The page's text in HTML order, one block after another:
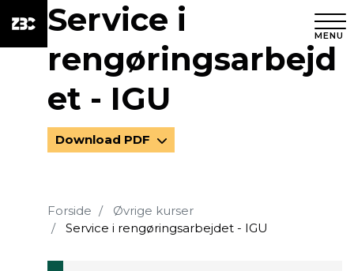
MENU
Service i
rengøringsarbejd
et - IGU
Download PDF
Forside
Øvrige kurser
Service i rengøringsarbejdet - IGU